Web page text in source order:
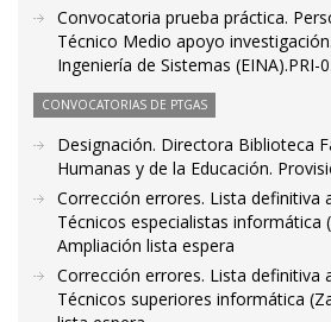
Convocatoria prueba práctica.
Técnico Medio apoyo
Ingeniería de Sistemas (EINA).PRI-
CONVOCATORIAS DE PTGAS
Designación. Directora Biblioteca
Humanas y de la Educación.
Corrección errores. Lista definitiva
Técnicos especialistas informática
Ampliación lista espera
Corrección errores. Lista definitiva
Técnicos superiores informática